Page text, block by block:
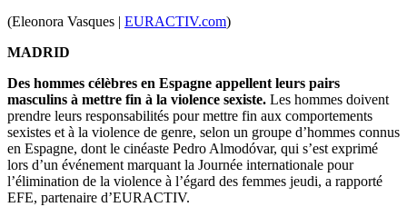
(Eleonora Vasques | EURACTIV.com)
MADRID
Des hommes célèbres en Espagne appellent leurs pairs
masculins à mettre fin à la violence sexiste. Les hommes doivent
prendre leurs responsabilités pour mettre fin aux comportements
sexistes et à la violence de genre, selon un groupe d’hommes connus
en Espagne, dont le cinéaste Pedro Almodóvar, qui s’est exprimé
lors d’un événement marquant la Journée internationale pour
l’élimination de la violence à l’égard des femmes jeudi, a rapporté
EFE, partenaire d’EURACTIV.